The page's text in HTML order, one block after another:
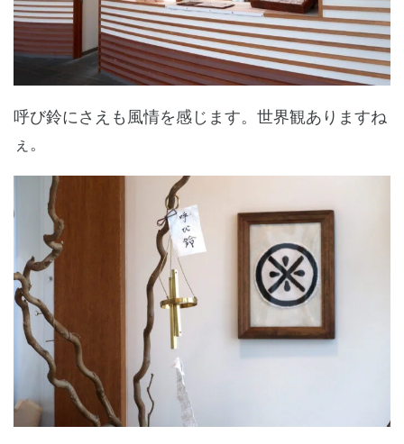
呼び鈴にさえも風情を感じます。世界観ありますね
ぇ。